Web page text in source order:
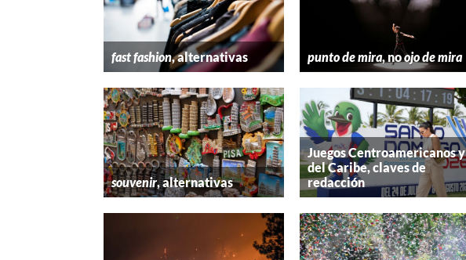
fast fashion, alternativas punto de mira, noojo de mira
souvenir, alternativas
Juegos Centroamericanos y
del Caribe, claves de
redacción